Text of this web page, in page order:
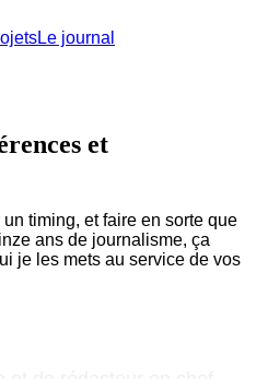
Le journal
et
timing, et faire en sorte que
ans de journalisme, ça
je les mets au service de vos